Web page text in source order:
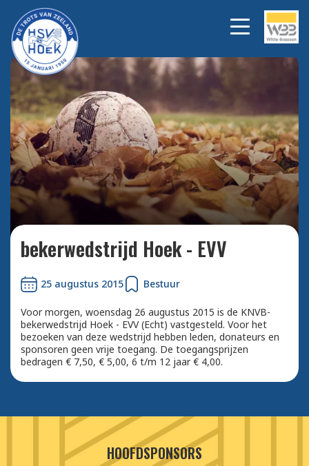
Bekijk alle foto's
bekerwedstrijd Hoek - EVV
25 augustus 2015 Bestuur
Voor morgen, woensdag 26 augustus 2015 is de KNVB-
bekerwedstrijd Hoek - EVV (Echt) vastgesteld. Voor het
bezoeken van deze wedstrijd hebben leden, donateurs en
sponsoren geen vrije toegang. De toegangsprijzen
bedragen € 7,50, € 5,00, 6 t/m 12 jaar € 4,00.
HOOFDSPONSORS